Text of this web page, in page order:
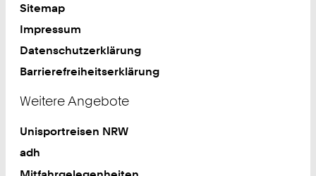
Sitemap
Impressum
Datenschutzerklärung
Barrierefreiheitserklärung
Weitere Angebote
Unisportreisen NRW
adh